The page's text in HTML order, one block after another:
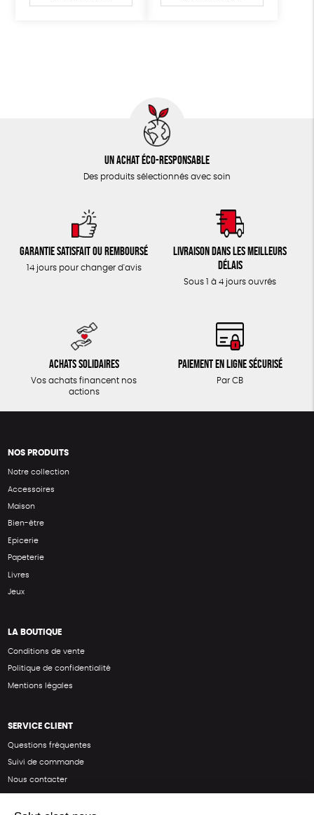
Un achat éco-responsable
Des produits sélectionnés avec soin
Garantie satisfait ou remboursé
14 jours pour changer d'avis
Livraison dans les meilleurs
délais
Sous 1 à 4 jours ouvrés
Achats solidaires
Vos achats financent nos
actions
Paiement en ligne sécurisé
Par CB
NOS PRODUITS
Notre collection
Accessoires
Maison
Bien-être
Epicerie
Papeterie
Livres
Jeux
LA BOUTIQUE
Conditions de vente
Politique de confidentialité
Mentions légales
SERVICE CLIENT
Questions fréquentes
Suivi de commande
Nous contacter